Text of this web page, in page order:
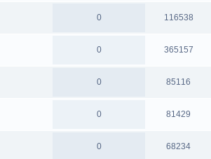
0 116538
0 365157
0 85116
0 81429
0 68234